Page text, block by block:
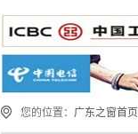
您的位置： 广东之窗首页